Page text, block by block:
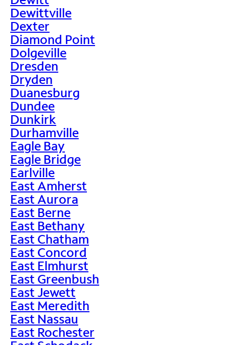
Dewittville
Dexter
Diamond Point
Dolgeville
Dresden
Dryden
Duanesburg
Dundee
Dunkirk
Durhamville
Eagle Bay
Eagle Bridge
Earlville
East Amherst
East Aurora
East Berne
East Bethany
East Chatham
East Concord
East Elmhurst
East Greenbush
East Jewett
East Meredith
East Nassau
East Rochester